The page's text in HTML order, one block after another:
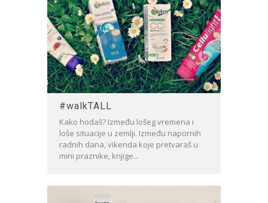
#walkTALL
Kako hodaš? Između lošeg vremena i
loše situacije u zemlji. Između napornih
radnih dana, vikenda koje pretvaraš u
mini praznike, knjige...